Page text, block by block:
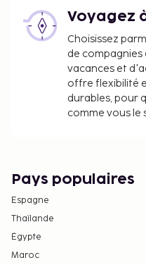
Voyagez
Choisissez
de compagnies
vacances et
offre flexibilité
durables, pour
comme vous le
Pays populaires
Espagne
Thaïlande
Égypte
Maroc